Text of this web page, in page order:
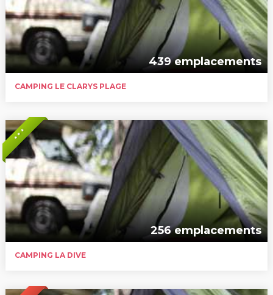
439 emplacements
CAMPING LE CLARYS PLAGE
* * *
256 emplacements
CAMPING LA DIVE